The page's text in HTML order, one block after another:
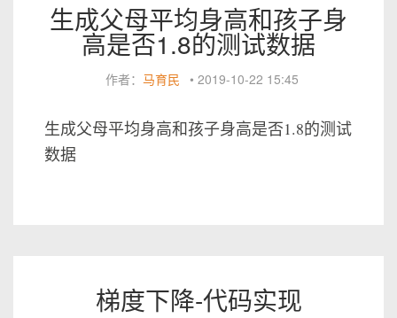
生成父母平均身高和孩子身
高是否1.8的测试数据
作者： 马育民 • 2019-10-22 15:45
生成父母平均身高和孩子身高是否1.8的测试
数据
梯度下降-代码实现